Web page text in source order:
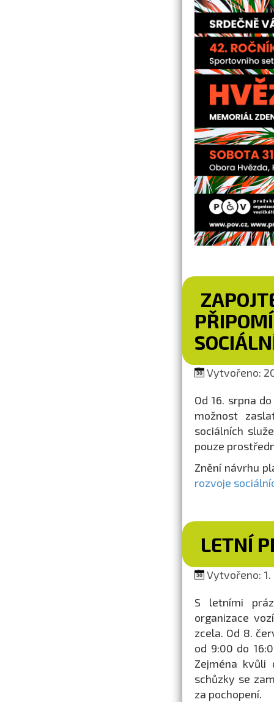
Vytvořeno:
Od 16. srpna
možnost
sociálních
pouze
Znění návrhu
rozvoje
LETNÍ
Vytvořeno: 1.
S letními
organizace
zcela. Od 8.
od 9:00 do
Zejména
schůzky se
za pochopení.